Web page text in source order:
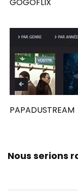
GOGOFLIX
PAPADUSTREAM
Nous serions